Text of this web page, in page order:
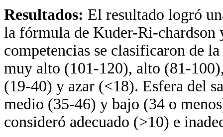
Resultados: El resultado logró
la fórmula de Kuder-Ri-chardson
competencias se clasificaron de
muy alto (101-120), alto (81-
(19-40) y azar (<18). Esfera del
medio (35-46) y bajo (34 o
consideró adecuado (>10) e